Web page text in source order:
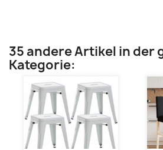
35 andere Artikel in der
Kategorie: